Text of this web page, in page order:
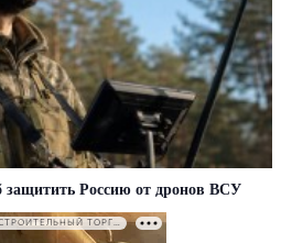
защитить Россию от дронов ВСУ
РЕКЛАМА • ООО СТРОИТЕЛЬНЫЙ ТОРГОВЫЙ ДОМ «ПЕТРОВИЧ». ИНН: 7802348846